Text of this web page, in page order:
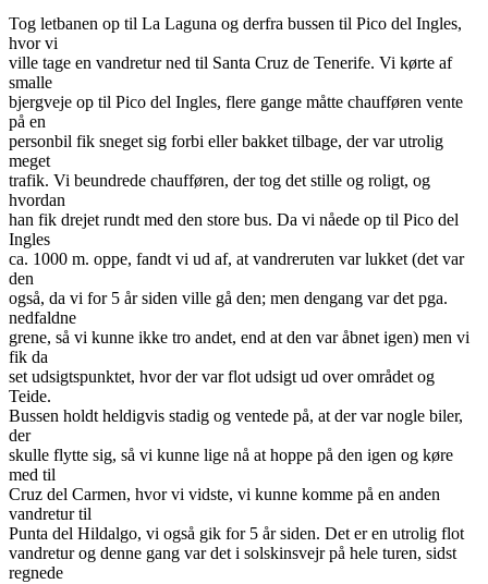
Tog letbanen op til La Laguna og derfra bussen til Pico del Ingles,
hvor vi
ville tage en vandretur ned til Santa Cruz de Tenerife. Vi kørte af
smalle
bjergveje op til Pico del Ingles, flere gange måtte chaufføren vente
på en
personbil fik sneget sig forbi eller bakket tilbage, der var utrolig
meget
trafik. Vi beundrede chaufføren, der tog det stille og roligt, og
hvordan
han fik drejet rundt med den store bus. Da vi nåede op til Pico del
Ingles
ca. 1000 m. oppe, fandt vi ud af, at vandreruten var lukket (det var
den
også, da vi for 5 år siden ville gå den; men dengang var det pga.
nedfaldne
grene, så vi kunne ikke tro andet, end at den var åbnet igen) men vi
fik da
set udsigtspunktet, hvor der var flot udsigt ud over området og
Teide.
Bussen holdt heldigvis stadig og ventede på, at der var nogle biler,
der
skulle flytte sig, så vi kunne lige nå at hoppe på den igen og køre
med til
Cruz del Carmen, hvor vi vidste, vi kunne komme på en anden
vandretur til
Punta del Hildalgo, vi også gik for 5 år siden. Det er en utrolig flot
vandretur og denne gang var det i solskinsvejr på hele turen, sidst
regnede